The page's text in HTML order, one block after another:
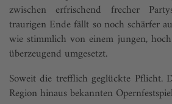
zwischen erfrischend frecher
traurigen Ende fällt so noch schärfer
wie stimmlich von einem jungen,
überzeugend umgesetzt.
Soweit die trefflich geglückte Pflicht.
Region hinaus bekannten